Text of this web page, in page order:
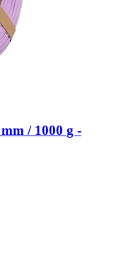
/ 1000 g -​